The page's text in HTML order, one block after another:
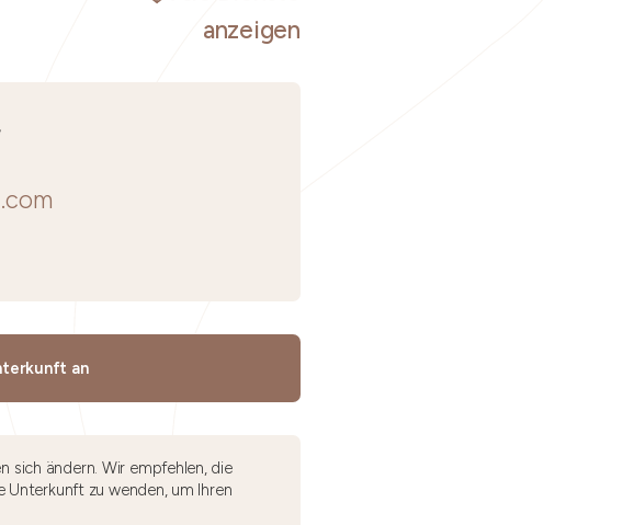
anzeigen
an
sich ändern. Wir empfehlen, die
zu wenden, um Ihren